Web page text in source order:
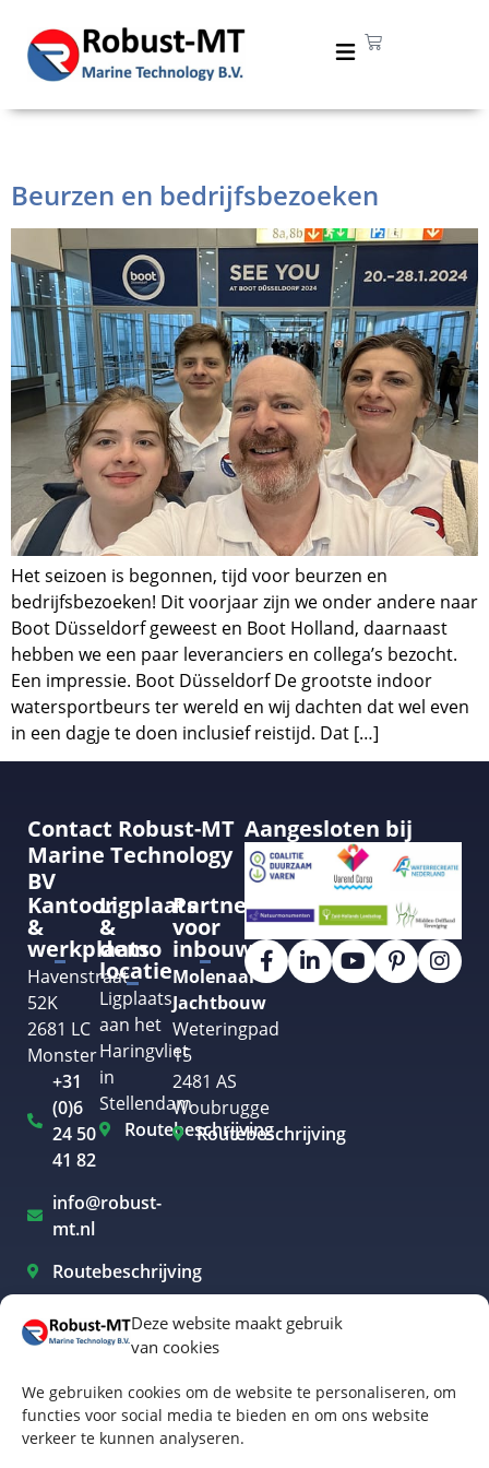
Deze website maakt gebruik
van cookies
We gebruiken cookies om de website te personaliseren, om
functies voor social media te bieden en om ons website
verkeer te kunnen analyseren.
Beurzen en bedrijfsbezoeken
Het seizoen is begonnen, tijd voor beurzen en
bedrijfsbezoeken! Dit voorjaar zijn we onder andere naar
Boot Düsseldorf geweest en Boot Holland, daarnaast
hebben we een paar leveranciers en collega’s bezocht.
Een impressie. Boot Düsseldorf De grootste indoor
watersportbeurs ter wereld en wij dachten dat wel even
in een dagje te doen inclusief reistijd. Dat […]
Contact Robust-MT
Marine Technology
BV
Kantoor
&
werkplaats
Havenstraat
52K
2681 LC
Monster
+31
(0)6
24 50
41 82
info@robust-
mt.nl
Routebeschrijving
Ligplaats
&
demo
locatie
Ligplaats
aan het
Haringvliet
in
Stellendam
Routebeschrijving
Partner
voor
inbouw
Molenaar
Jachtbouw
Weteringpad
15
2481 AS
Woubrugge
Routebeschrijving
Aangesloten bij
Elektrisch varen Westland
Elektrisch varen Rotterdam
Elektrisch varen Amsterdam